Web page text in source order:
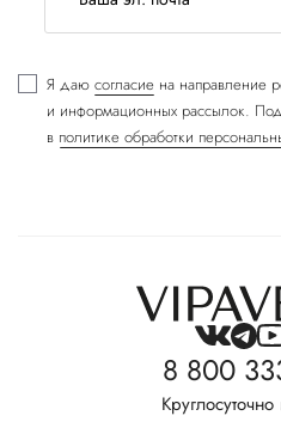
Я даю согласие на направление
и информационных рассылок.
в политике обработки
8 800